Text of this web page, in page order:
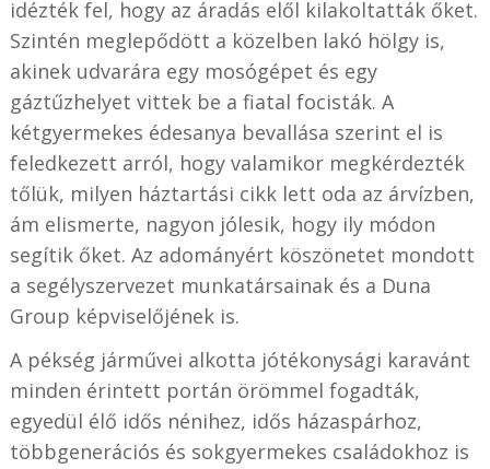
idézték fel, hogy az áradás elől kilakoltatták őket.
Szintén meglepődött a közelben lakó hölgy is,
akinek udvarára egy mosógépet és egy
gáztűzhelyet vittek be a fiatal focisták. A
kétgyermekes édesanya bevallása szerint el is
feledkezett arról, hogy valamikor megkérdezték
tőlük, milyen háztartási cikk lett oda az árvízben,
ám elismerte, nagyon jólesik, hogy ily módon
segítik őket. Az adományért köszönetet mondott
a segélyszervezet munkatársainak és a Duna
Group képviselőjének is.
A pékség járművei alkotta jótékonysági karavánt
minden érintett portán örömmel fogadták,
egyedül élő idős nénihez, idős házaspárhoz,
többgenerációs és sokgyermekes családokhoz is